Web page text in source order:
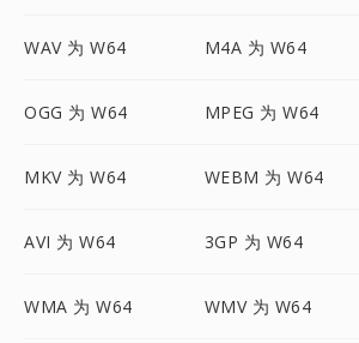
WAV 为 W64 M4A 为 W64
OGG 为 W64 MPEG 为 W64
MKV 为 W64 WEBM 为 W64
AVI 为 W64 3GP 为 W64
WMA 为 W64 WMV 为 W64